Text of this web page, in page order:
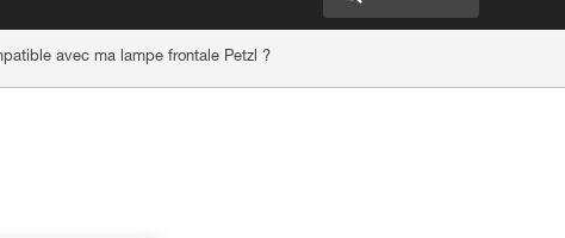
avec ma lampe frontale Petzl ?